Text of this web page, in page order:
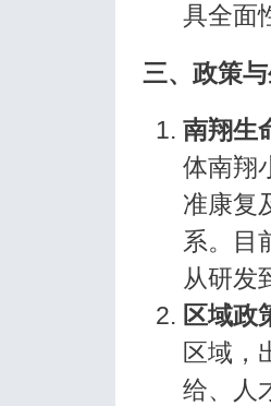
具全面
三、政策
南翔生
体南翔
准康复
系。目
从研发
区域政
区域，
给、人